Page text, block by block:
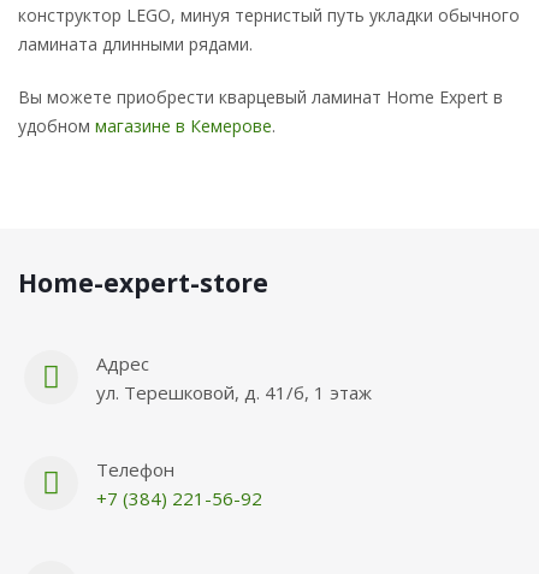
конструктор LEGO, минуя тернистый путь укладки обычного
ламината длинными рядами.
Вы можете приобрести кварцевый ламинат Home Expert в
удобном магазине в Кемерове.
Нome-expert-store
Адрес
ул. Терешковой, д. 41/б, 1 этаж
Телефон
+7 (384) 221-56-92